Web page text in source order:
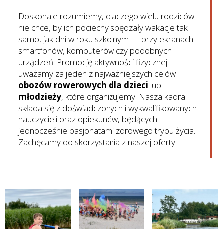
Doskonale rozumiemy, dlaczego wielu rodziców
nie chce, by ich pociechy spędzały wakacje tak
samo, jak dni w roku szkolnym — przy ekranach
smartfonów, komputerów czy podobnych
urządzeń. Promocję aktywności fizycznej
uważamy za jeden z najważniejszych celów
obozów rowerowych dla dzieci lub
młodzieży, które organizujemy. Nasza kadra
składa się z doświadczonych i wykwalifikowanych
nauczycieli oraz opiekunów, będących
jednocześnie pasjonatami zdrowego trybu życia.
Zachęcamy do skorzystania z naszej oferty!